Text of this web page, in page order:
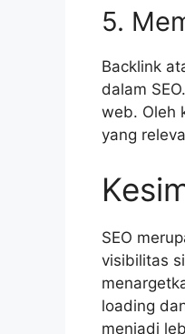
5.
Backlink
dalam
web. Oleh
yang
SEO
visibilitas
loading
menjadi